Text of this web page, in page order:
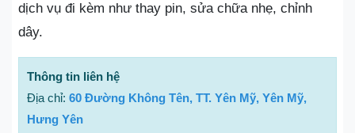
dịch vụ đi kèm như thay pin, sửa chữa nhẹ, chỉnh
dây.
Thông tin liên hệ
Địa chỉ: 60 Đường Không Tên, TT. Yên Mỹ, Yên Mỹ,
Hưng Yên